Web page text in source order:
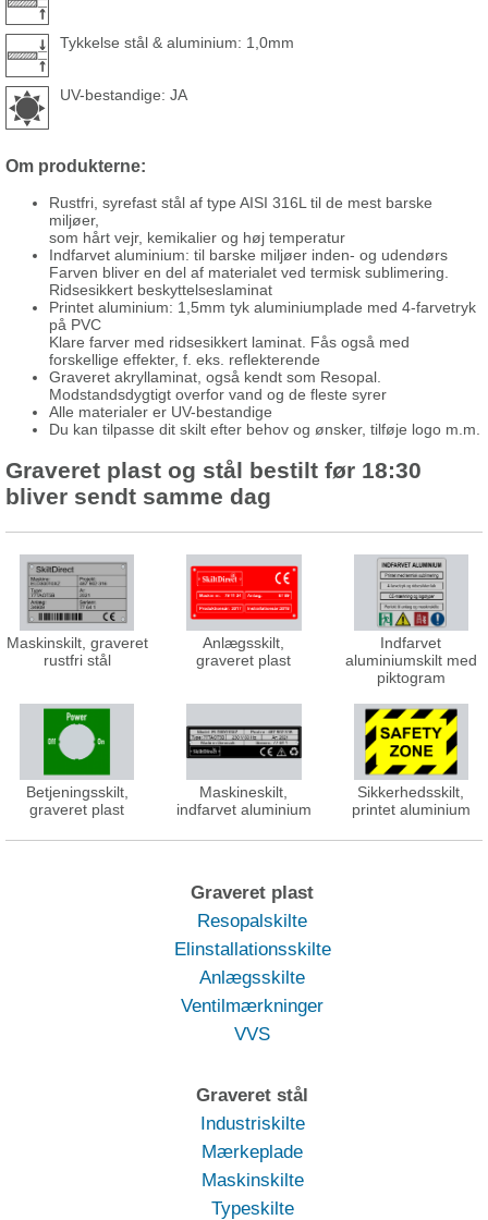
Tykkelse stål & aluminium: 1,0mm
UV-bestandige: JA
Om produkterne:
Rustfri, syrefast stål af type AISI 316L til de mest barske
miljøer,
som hårt vejr, kemikalier og høj temperatur
Indfarvet aluminium: til barske miljøer inden- og udendørs
Farven bliver en del af materialet ved termisk sublimering.
Ridsesikkert beskyttelseslaminat
Printet aluminium: 1,5mm tyk aluminiumplade med 4-farvetryk
på PVC
Klare farver med ridsesikkert laminat. Fås også med
forskellige effekter, f. eks. reflekterende
Graveret akryllaminat, også kendt som Resopal.
Modstandsdygtigt overfor vand og de fleste syrer
Alle materialer er UV-bestandige
Du kan tilpasse dit skilt efter behov og ønsker, tilføje logo m.m.
Graveret plast og stål bestilt før 18:30
bliver sendt samme dag
Maskinskilt, graveret
rustfri stål
Anlægsskilt,
graveret plast
Indfarvet
aluminiumskilt med
piktogram
Betjeningsskilt,
graveret plast
Maskineskilt,
indfarvet aluminium
Sikkerhedsskilt,
printet aluminium
Graveret plast
Resopalskilte
Elinstallationsskilte
Anlægsskilte
Ventilmærkninger
VVS
Graveret stål
Industriskilte
Mærkeplade
Maskinskilte
Typeskilte